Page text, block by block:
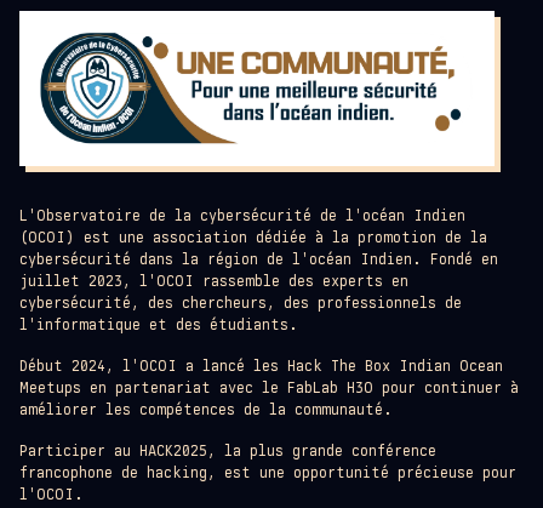
L'Observatoire de la cybersécurité de l'océan Indien
(OCOI) est une association dédiée à la promotion de la
cybersécurité dans la région de l'océan Indien. Fondé en
juillet 2023, l'OCOI rassemble des experts en
cybersécurité, des chercheurs, des professionnels de
l'informatique et des étudiants.
Début 2024, l'OCOI a lancé les Hack The Box Indian Ocean
Meetups en partenariat avec le FabLab H3O pour continuer à
améliorer les compétences de la communauté.
Participer au HACK2025, la plus grande conférence
francophone de hacking, est une opportunité précieuse pour
l'OCOI.